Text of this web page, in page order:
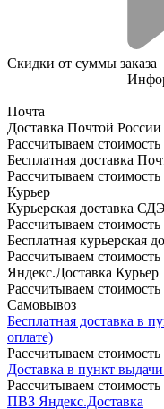
Скидки от суммы заказа
Почта
Доставка Почтой России
Рассчитываем стоимость
Бесплатная доставка
Рассчитываем стоимость
Курьер
Курьерская доставка
Рассчитываем стоимость
Бесплатная курьерская
Рассчитываем стоимость
Яндекс.Доставка Курьер
Рассчитываем стоимость
Самовывоз
Бесплатная доставка в
оплате)
Рассчитываем стоимость
Доставка в пункт
Рассчитываем стоимость
ПВЗ Яндекс.Доставка